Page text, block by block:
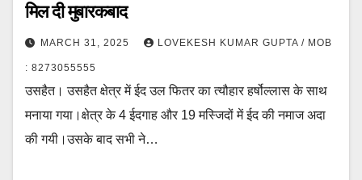
मिल दी मुबारकबाद
MARCH 31, 2025 LOVEKESH KUMAR GUPTA / MOB
: 8273055555
उसहैत। उसहैत क्षेत्र में ईद उल फितर का त्यौहार हर्षोल्लास के साथ
मनाया गया।क्षेत्र के 4 ईदगाह और 19 मस्जिदों में ईद की नमाज अदा
की गयी।उसके बाद सभी ने…